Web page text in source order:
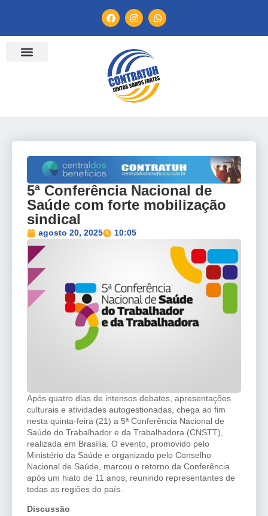
5ª Conferência Nacional de
Saúde com forte mobilização
sindical
agosto 20, 2025 10:05
Após quatro dias de intensos debates, apresentações
culturais e atividades autogestionadas, chega ao fim
nesta quinta-feira (21) a 5ª Conferência Nacional de
Saúde do Trabalhador e da Trabalhadora (CNSTT),
realizada em Brasília. O evento, promovido pelo
Ministério da Saúde e organizado pelo Conselho
Nacional de Saúde, marcou o retorno da Conferência
após um hiato de 11 anos, reunindo representantes de
todas as regiões do país.
Discussão